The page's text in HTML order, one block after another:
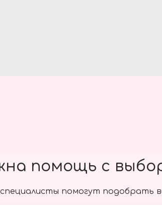
помогут подобрать
помощь с